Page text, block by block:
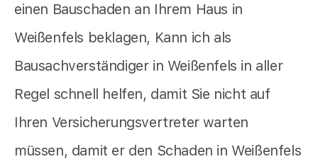
einen Bauschaden an Ihrem Haus in
Weißenfels beklagen, Kann ich als
Bausachverständiger in Weißenfels in aller
Regel schnell helfen, damit Sie nicht auf
Ihren Versicherungsvertreter warten
müssen, damit er den Schaden in Weißenfels